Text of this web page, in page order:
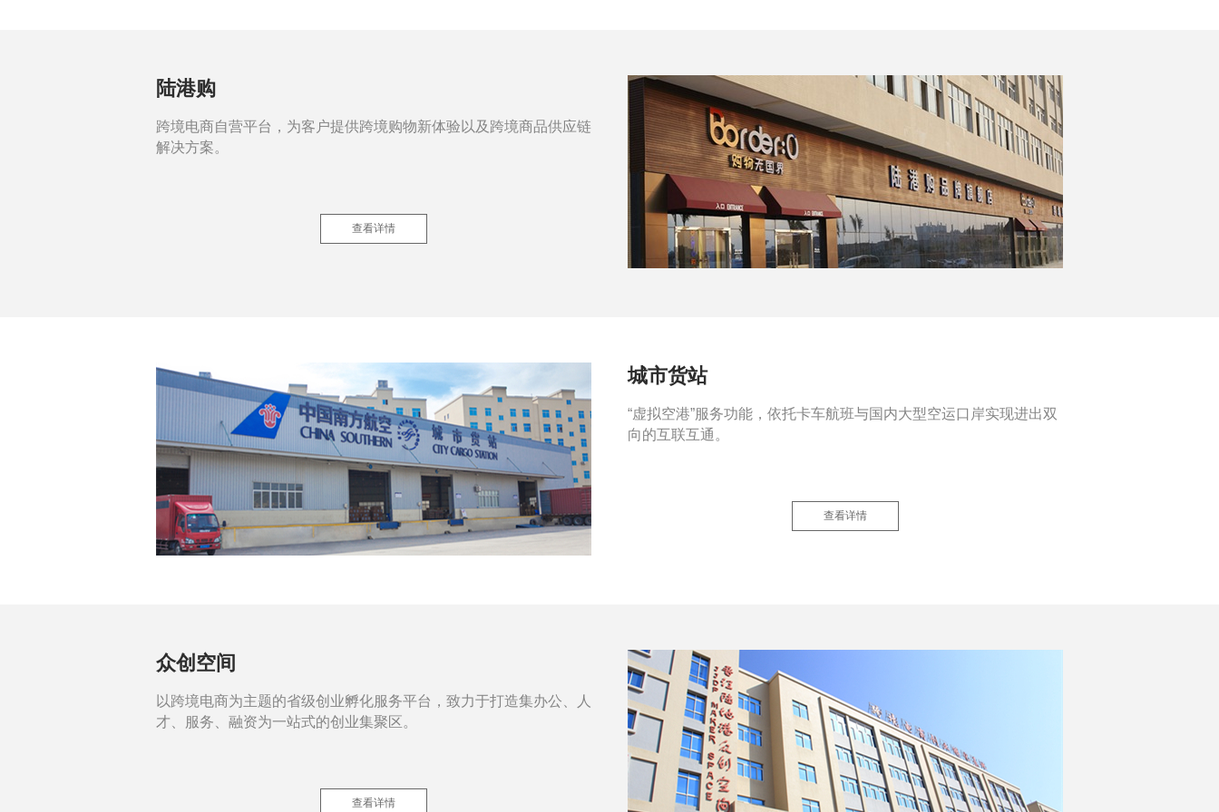
陆港购
跨境电商自营平台，为客户提供跨境购物新体验以及跨境商品供应链
解决方案。
查看详情
城市货站
“虚拟空港”服务功能，依托卡车航班与国内大型空运口岸实现进出双
向的互联互通。
查看详情
众创空间
以跨境电商为主题的省级创业孵化服务平台，致力于打造集办公、人
才、服务、融资为一站式的创业集聚区。
查看详情